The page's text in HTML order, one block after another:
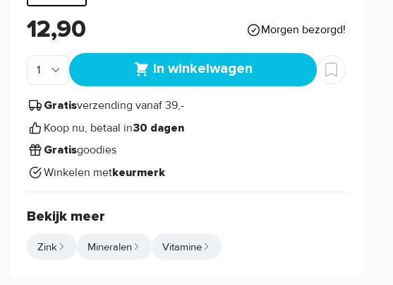
12,90 Morgen bezorgd!
In winkelwagen
Gratisverzending vanaf 39,-
Koop nu, betaal in30 dagen
Gratisgoodies
Winkelen metkeurmerk
Bekijk meer
Zink Mineralen Vitamine